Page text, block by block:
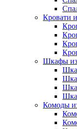
Кровати
Шкафы из
Комоды